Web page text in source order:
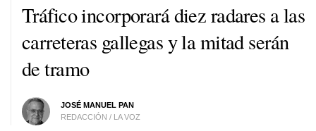
Tráfico incorporará diez radares a las
carreteras gallegas y la mitad serán
de tramo
JOSÉ MANUEL PAN
REDACCIÓN / LA VOZ